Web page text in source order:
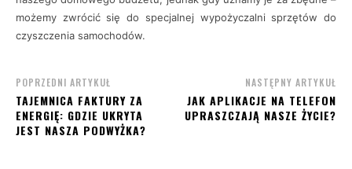
możemy zwrócić się do specjalnej wypożyczalni sprzętów do
czyszczenia samochodów.
POPRZEDNI ARTYKUŁ
TAJEMNICA FAKTURY ZA
ENERGIĘ: GDZIE UKRYTA
JEST NASZA PODWYŻKA?
NASTĘPNY ARTYKUŁ
JAK APLIKACJE NA TELEFON
UPRASZCZAJĄ NASZE ŻYCIE?